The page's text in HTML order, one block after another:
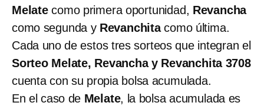
Melatecomo primera oportunidad, Revancha
como segunda y Revanchitacomo última.
Cada uno de estos tres sorteos que integran el
Sorteo Melate, Revancha y Revanchita 3708
cuenta con su propia bolsa acumulada.
En el caso de Melate, la bolsa acumulada es